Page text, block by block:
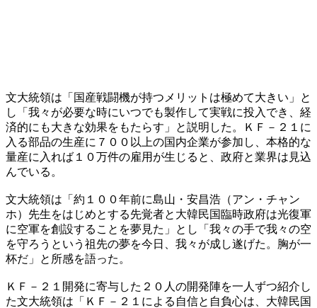
文大統領は「国産戦闘機が持つメリットは極めて大きい」と
し「我々が必要な時にいつでも製作して実戦に投入でき、経
済的にも大きな効果をもたらす」と説明した。ＫＦ－２１に
入る部品の生産に７００以上の国内企業が参加し、本格的な
量産に入れば１０万件の雇用が生じると、政府と業界は見込
んでいる。
文大統領は「約１００年前に島山・安昌浩（アン・チャン
ホ）先生をはじめとする先覚者と大韓民国臨時政府は光復軍
に空軍を創設することを夢見た」とし「我々の手で我々の空
を守ろうという祖先の夢を今日、我々が成し遂げた。胸が一
杯だ」と所感を語った。
ＫＦ－２１開発に寄与した２０人の開発陣を一人ずつ紹介し
た文大統領は「ＫＦ－２１による自信と自負心は、大韓民国